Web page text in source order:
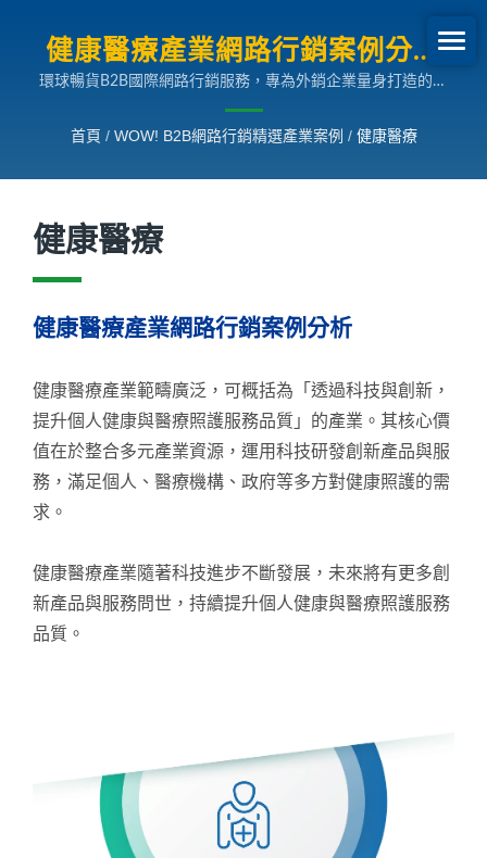
健康醫療產業網路行銷案例分析
| B2B網路行銷SEO成長案例
環球暢貨B2B國際網路行銷服務，專為外銷企業量身打造的多
首頁 / WOW! B2B網路行銷精選產業案例 / 健康醫療
健康醫療
健康醫療產業網路行銷案例分析
健康醫療產業範疇廣泛，可概括為「透過科技與創新，
提升個人健康與醫療照護服務品質」的產業。其核心價
值在於整合多元產業資源，運用科技研發創新產品與服
務，滿足個人、醫療機構、政府等多方對健康照護的需
求。
健康醫療產業隨著科技進步不斷發展，未來將有更多創
新產品與服務問世，持續提升個人健康與醫療照護服務
品質。